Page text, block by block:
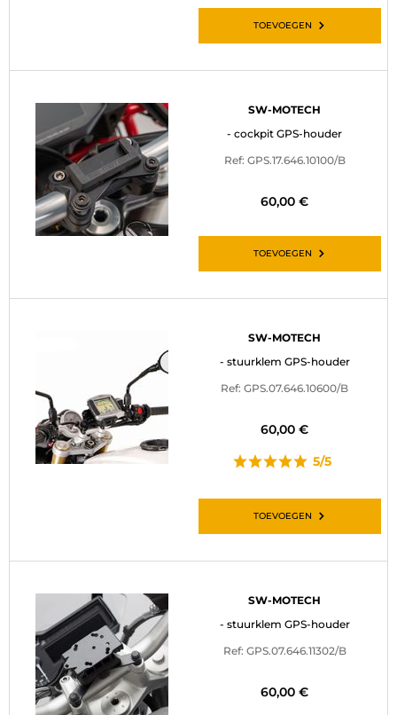
TOEVOEGEN
SW-MOTECH
- cockpit GPS-houder
Ref: GPS.17.646.10100/B
60,00 €
TOEVOEGEN
SW-MOTECH
- stuurklem GPS-houder
Ref: GPS.07.646.10600/B
60,00 €
5/5
TOEVOEGEN
SW-MOTECH
- stuurklem GPS-houder
Ref: GPS.07.646.11302/B
60,00 €